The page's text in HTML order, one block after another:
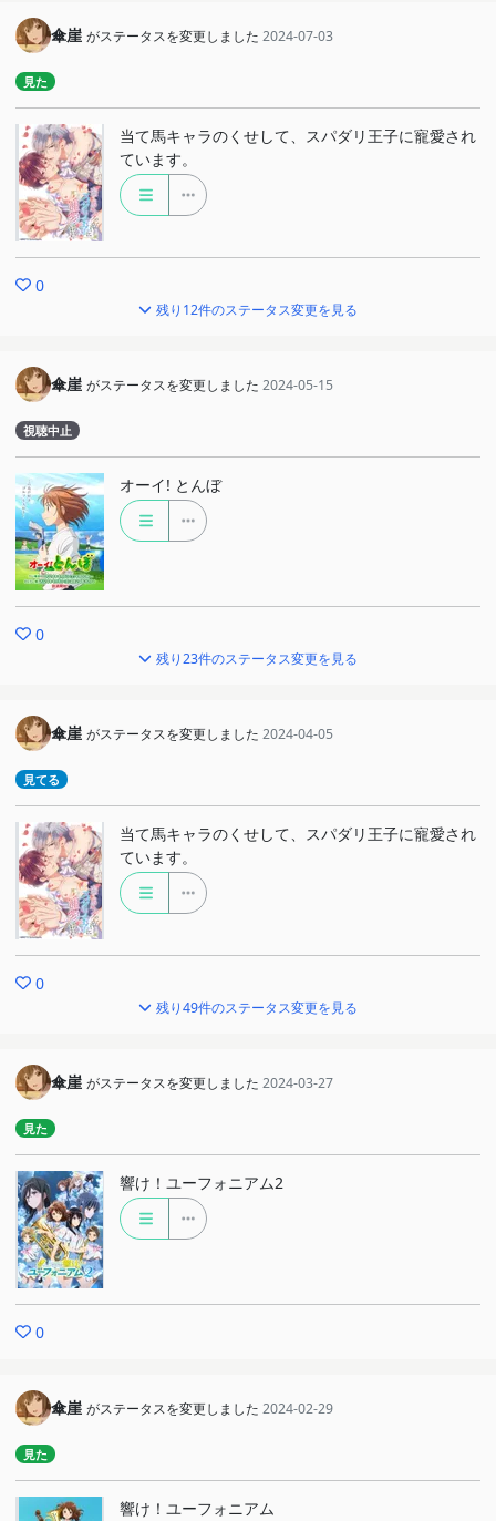
傘崖 がステータスを変更しました 2024-07-03
見た
当て馬キャラのくせして、スパダリ王子に寵愛され
ています。
0
残り12件のステータス変更を見る
傘崖 がステータスを変更しました 2024-05-15
視聴中止
オーイ! とんぼ
0
残り23件のステータス変更を見る
傘崖 がステータスを変更しました 2024-04-05
見てる
当て馬キャラのくせして、スパダリ王子に寵愛され
ています。
0
残り49件のステータス変更を見る
傘崖 がステータスを変更しました 2024-03-27
見た
響け！ユーフォニアム2
0
傘崖 がステータスを変更しました 2024-02-29
見た
響け！ユーフォニアム